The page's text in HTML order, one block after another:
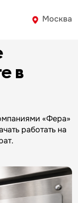
Москва
в
«Фера»
работать на